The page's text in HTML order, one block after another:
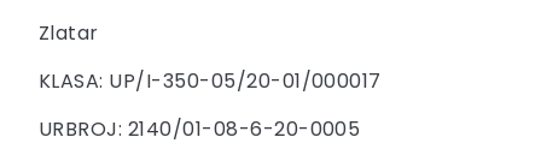
Zlatar
KLASA: UP/I-350-05/20-01/000017
URBROJ: 2140/01-08-6-20-0005